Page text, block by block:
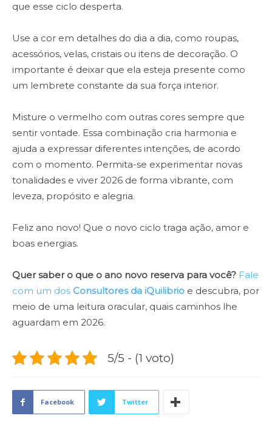
que esse ciclo desperta.
Use a cor em detalhes do dia a dia, como roupas,
acessórios, velas, cristais ou itens de decoração. O
importante é deixar que ela esteja presente como
um lembrete constante da sua força interior.
Misture o vermelho com outras cores sempre que
sentir vontade. Essa combinação cria harmonia e
ajuda a expressar diferentes intenções, de acordo
com o momento. Permita-se experimentar novas
tonalidades e viver 2026 de forma vibrante, com
leveza, propósito e alegria.
Feliz ano novo! Que o novo ciclo traga ação, amor e
boas energias.
Quer saber o que o ano novo reserva para você? Fale
com um dos Consultores da iQuilibrio e descubra, por
meio de uma leitura oracular, quais caminhos lhe
aguardam em 2026.
5/5 - (1 voto)
Facebook Twitter